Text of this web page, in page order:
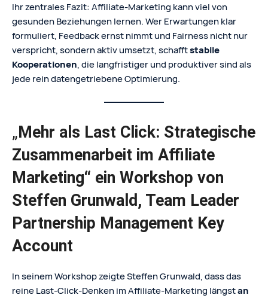
Ihr zentrales Fazit: Affiliate-Marketing kann viel von
gesunden Beziehungen lernen. Wer Erwartungen klar
formuliert, Feedback ernst nimmt und Fairness nicht nur
verspricht, sondern aktiv umsetzt, schafftstabile
Kooperationen, die langfristiger und produktiver sind als
jede rein datengetriebene Optimierung.
„Mehr als Last Click: Strategische
Zusammenarbeit im Affiliate
Marketing“ ein Workshop von
Steffen Grunwald, Team Leader
Partnership Management Key
Account
In seinem Workshop zeigte Steffen Grunwald, dass das
reine Last-Click-Denken im Affiliate-Marketing längstan